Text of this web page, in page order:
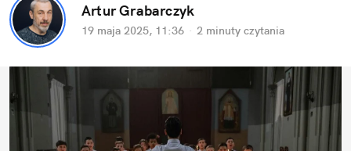
Artur Grabarczyk
19 maja 2025, 11:36 · 2 minuty czytania